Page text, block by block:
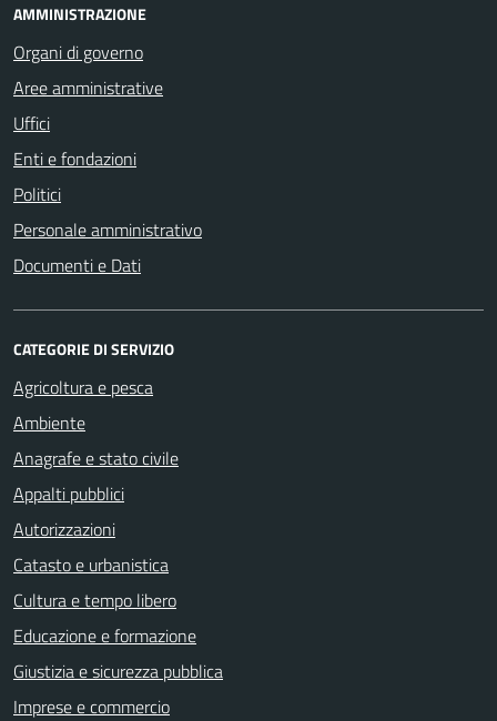
AMMINISTRAZIONE
Organi di governo
Aree amministrative
Uffici
Enti e fondazioni
Politici
Personale amministrativo
Documenti e Dati
CATEGORIE DI SERVIZIO
Agricoltura e pesca
Ambiente
Anagrafe e stato civile
Appalti pubblici
Autorizzazioni
Catasto e urbanistica
Cultura e tempo libero
Educazione e formazione
Giustizia e sicurezza pubblica
Imprese e commercio